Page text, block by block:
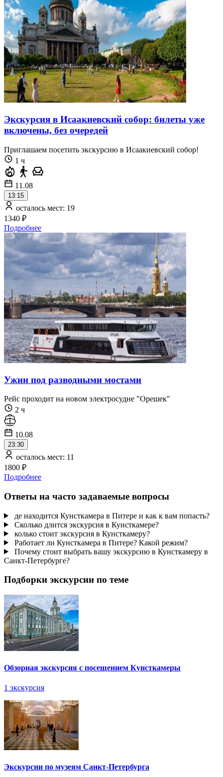
Экскурсия в Исаакиевский собор: билеты уже
включены, без очередей
Приглашаем посетить экскурсию в Исаакиевский собор!
1 ч
11.08
13:15
осталось мест: 19
1340 ₽
Подробнее
Ужин под разводными мостами
Рейс проходит на новом электросудне "Орешек"
2 ч
10.08
23:30
осталось мест: 11
1800 ₽
Подробнее
Ответы на часто задаваемые вопросы
де находится Кунсткамера в Питере и как к вам попасть?
Сколько длится экскурсия в Кунсткамере?
колько стоит экскурсия в Кунсткамеру?
Работает ли Кунсткамера в Питере? Какой режим?
Почему стоит выбрать вашу экскурсию в Кунсткамеру в
Санкт-Петербурге?
Подборки экскурсии по теме
Обзорная экскурсия с посещением Кунсткамеры
1 экскурсия
Экскурсии по музеям Санкт-Петербурга